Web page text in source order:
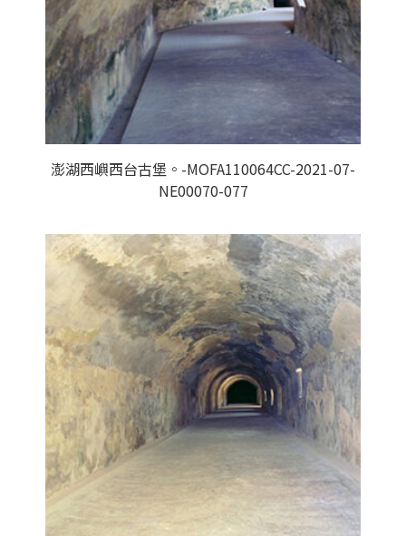
澎湖西嶼西台古堡。-MOFA110064CC-2021-07-
NE00070-077